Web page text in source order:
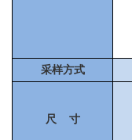
采样方式
尺 寸